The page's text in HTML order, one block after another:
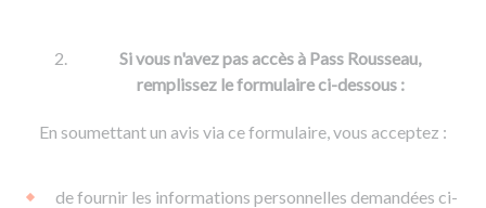
Si vous n'avez pas accès à Pass Rousseau,
remplissez le formulaire ci-dessous :
En soumettant un avis via ce formulaire, vous acceptez :
de fournir les informations personnelles demandées ci-